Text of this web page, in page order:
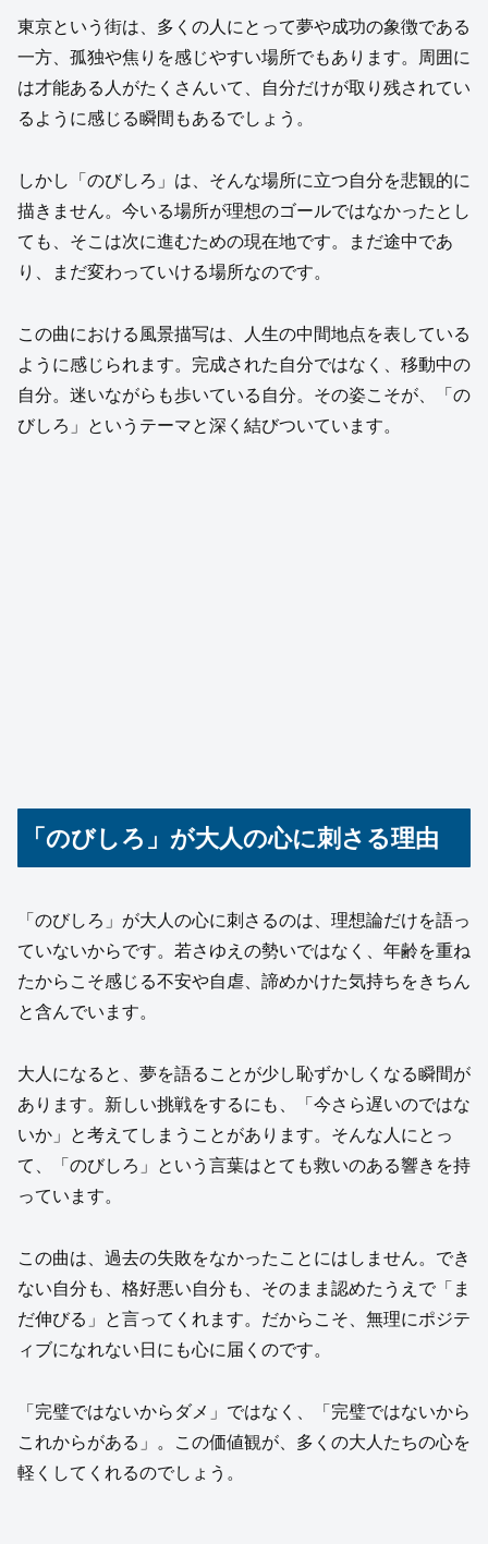
東京という街は、多くの人にとって夢や成功の象徴である
一方、孤独や焦りを感じやすい場所でもあります。周囲に
は才能ある人がたくさんいて、自分だけが取り残されてい
るように感じる瞬間もあるでしょう。
しかし「のびしろ」は、そんな場所に立つ自分を悲観的に
描きません。今いる場所が理想のゴールではなかったとし
ても、そこは次に進むための現在地です。まだ途中であ
り、まだ変わっていける場所なのです。
この曲における風景描写は、人生の中間地点を表している
ように感じられます。完成された自分ではなく、移動中の
自分。迷いながらも歩いている自分。その姿こそが、「の
びしろ」というテーマと深く結びついています。
「のびしろ」が大人の心に刺さる理由
「のびしろ」が大人の心に刺さるのは、理想論だけを語っ
ていないからです。若さゆえの勢いではなく、年齢を重ね
たからこそ感じる不安や自虐、諦めかけた気持ちをきちん
と含んでいます。
大人になると、夢を語ることが少し恥ずかしくなる瞬間が
あります。新しい挑戦をするにも、「今さら遅いのではな
いか」と考えてしまうことがあります。そんな人にとっ
て、「のびしろ」という言葉はとても救いのある響きを持
っています。
この曲は、過去の失敗をなかったことにはしません。でき
ない自分も、格好悪い自分も、そのまま認めたうえで「ま
だ伸びる」と言ってくれます。だからこそ、無理にポジテ
ィブになれない日にも心に届くのです。
「完璧ではないからダメ」ではなく、「完璧ではないから
これからがある」。この価値観が、多くの大人たちの心を
軽くしてくれるのでしょう。